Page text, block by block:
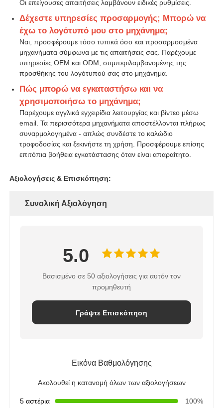
Οι επείγουσες απαιτήσεις λαμβάνουν ειδικές ρυθμίσεις.
Δέχεστε υπηρεσίες προσαρμογής; Μπορώ να
έχω το λογότυπό μου στο μηχάνημα;
Ναι, προσφέρουμε τόσο τυπικά όσο και προσαρμοσμένα
μηχανήματα σύμφωνα με τις απαιτήσεις σας. Παρέχουμε
υπηρεσίες OEM και ODM, συμπεριλαμβανομένης της
προσθήκης του λογότυπού σας στο μηχάνημα.
Πώς μπορώ να εγκαταστήσω και να
χρησιμοποιήσω το μηχάνημα;
Παρέχουμε αγγλικά εγχειρίδια λειτουργίας και βίντεο μέσω
email. Τα περισσότερα μηχανήματα αποστέλλονται πλήρως
συναρμολογημένα - απλώς συνδέστε το καλώδιο
τροφοδοσίας και ξεκινήστε τη χρήση. Προσφέρουμε επίσης
επιτόπια βοήθεια εγκατάστασης όταν είναι απαραίτητο.
Αξιολογήσεις & Επισκόπηση:
Συνολική Αξιολόγηση
5.0
Βασισμένο σε 50 αξιολογήσεις για αυτόν τον
προμηθευτή
Γράψτε Επισκόπηση
Εικόνα Βαθμολόγησης
Ακολουθεί η κατανομή όλων των αξιολογήσεων
5 αστέρια
100%